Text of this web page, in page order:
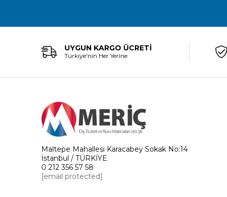
UYGUN KARGO ÜCRETİ
Türkiye'nin Her Yerine
Maltepe Mahallesi Karacabey Sokak No:14
İstanbul / TÜRKİYE
0 212 356 57 58
[email protected]